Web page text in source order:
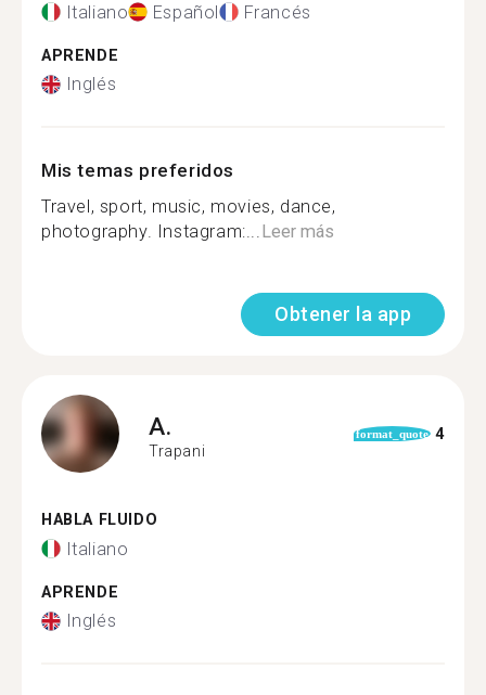
Italiano Español Francés
APRENDE
Inglés
Mis temas preferidos
Travel, sport, music, movies, dance,
photography. Instagram:...Leer más
Obtener la app
A.
Trapani
format_quote 4
HABLA FLUIDO
Italiano
APRENDE
Inglés